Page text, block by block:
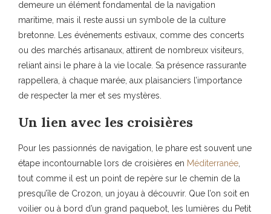
demeure un élément fondamental de la navigation
maritime, mais il reste aussi un symbole de la culture
bretonne. Les événements estivaux, comme des concerts
ou des marchés artisanaux, attirent de nombreux visiteurs,
reliant ainsi le phare à la vie locale. Sa présence rassurante
rappellera, à chaque marée, aux plaisanciers l’importance
de respecter la mer et ses mystères.
Un lien avec les croisières
Pour les passionnés de navigation, le phare est souvent une
étape incontournable lors de croisières en Méditerranée
tout comme il est un point de repère sur le chemin de la
presqu’île de Crozon, un joyau à découvrir. Que l’on soit en
voilier ou à bord d’un grand paquebot, les lumières du Petit